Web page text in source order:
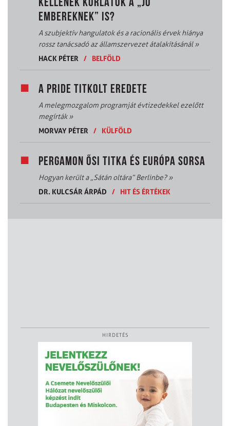
KELLENEK KORLÁTOK A „JÓ
EMBEREKNEK” IS?
A szubjektív hangulatok és a racionális érvek hiánya
rossz tanácsadó az államszervezet átalakításánál»
HACK PÉTER
/ BELFÖLD
A PRIDE TITKOLT EREDETE
A melegmozgalom programját évtizedekkel ezelőtt
megírták»
MORVAY PÉTER
/ KÜLFÖLD
PERGAMON ŐSI TITKA ÉS EURÓPA SORSA
Hogyan került a „Sátán oltára” Berlinbe?»
DR. KULCSÁR ÁRPÁD
/ HIT ÉS ÉRTÉKEK
HIRDETÉS